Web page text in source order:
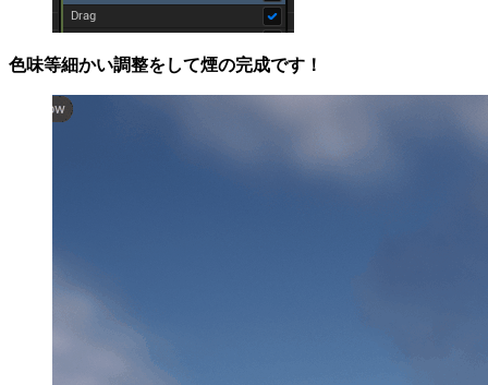
色味等細かい調整をして煙の完成です！